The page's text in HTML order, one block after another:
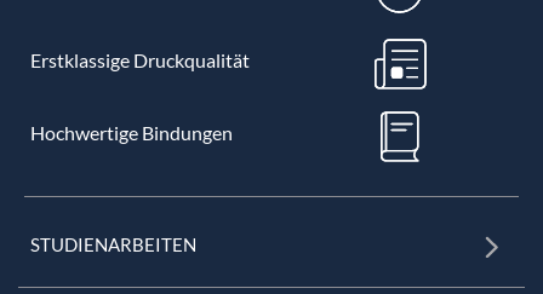
Erstklassige Druckqualität
Hochwertige Bindungen
STUDIENARBEITEN